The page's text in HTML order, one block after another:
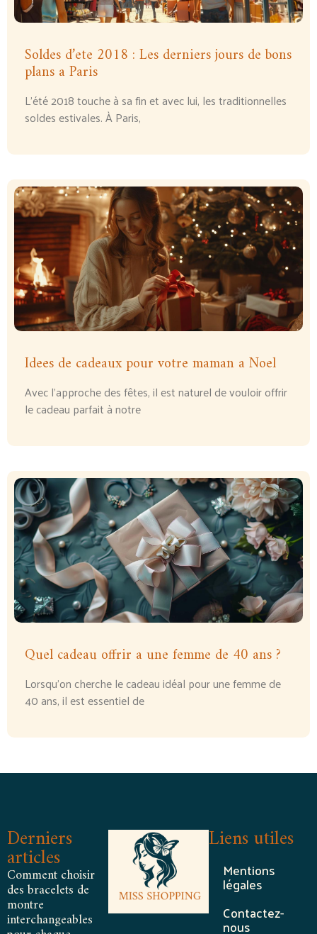
Soldes d’ete 2018 : Les derniers jours de bons
plans a Paris
L’été 2018 touche à sa fin et avec lui, les traditionnelles
soldes estivales. À Paris,
Idees de cadeaux pour votre maman a Noel
Avec l’approche des fêtes, il est naturel de vouloir offrir
le cadeau parfait à notre
Quel cadeau offrir a une femme de 40 ans ?
Lorsqu’on cherche le cadeau idéal pour une femme de
40 ans, il est essentiel de
Derniers
articles
Comment choisir
des bracelets de
montre
interchangeables
Liens utiles
Mentions
légales
Contactez-
nous